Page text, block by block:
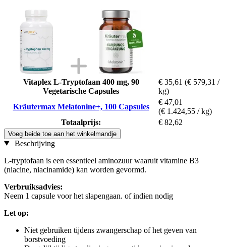
Vitaplex L-Tryptofaan 400 mg, 90
Vegetarische Capsules
€ 35,61 (€ 579,31 /
kg)
Kräutermax Melatonine+, 100 Capsules
€ 47,01
(€ 1.424,55 / kg)
Totaalprijs:
€ 82,62
Voeg beide toe aan het winkelmandje
Beschrijving
L-tryptofaan is een essentieel aminozuur waaruit vitamine B3
(niacine, niacinamide) kan worden gevormd.
Verbruiksadvies:
Neem 1 capsule voor het slapengaan. of indien nodig
Let op:
Niet gebruiken tijdens zwangerschap of het geven van
borstvoeding